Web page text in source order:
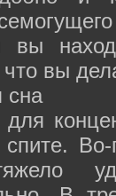
вы
вы
сна